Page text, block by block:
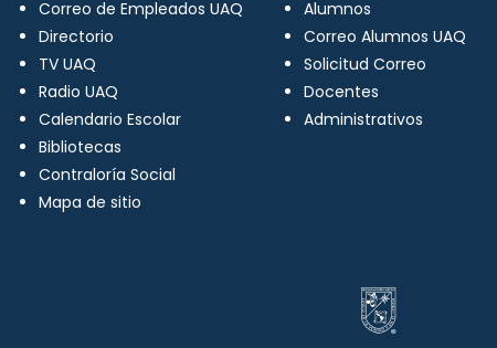
Correo de Empleados UAQ
Directorio
TV UAQ
Radio UAQ
Calendario Escolar
Bibliotecas
Contraloría Social
Mapa de sitio
Alumnos
Correo Alumnos UAQ
Solicitud Correo
Docentes
Administrativos